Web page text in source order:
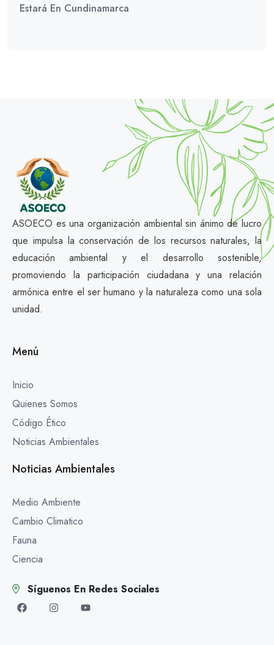
Estará En Cundinamarca
ASOECO es una organización ambiental sin ánimo de lucro
que impulsa la conservación de los recursos naturales, la
educación ambiental y el desarrollo sostenible,
promoviendo la participación ciudadana y una relación
armónica entre el ser humano y la naturaleza como una sola
unidad.
Menú
Inicio
Quienes Somos
Código Ético
Noticias Ambientales
Noticias Ambientales
Medio Ambiente
Cambio Climatico
Fauna
Ciencia
Síguenos En Redes Sociales